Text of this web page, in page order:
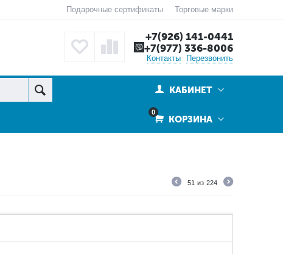
Подарочные сертификаты Торговые марки
+7(926) 141-0441
+7(977) 336-8006
Контакты Перезвонить
КАБИНЕТ
0
КОРЗИНА
51 из 224